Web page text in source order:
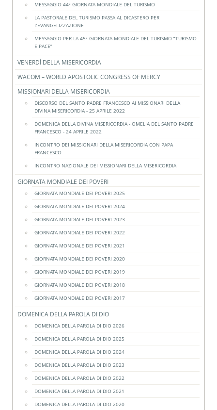
MESSAGGIO 44ª GIORNATA MONDIALE DEL TURISMO
LA PASTORALE DEL TURISMO PASSA AL DICASTERO PER
L’EVANGELIZZAZIONE
MESSAGGIO PER LA 45ª GIORNATA MONDIALE DEL TURISMO “TURISMO
E PACE”
VENERDÌ DELLA MISERICORDIA
WACOM – WORLD APOSTOLIC CONGRESS OF MERCY
MISSIONARI DELLA MISERICORDIA
DISCORSO DEL SANTO PADRE FRANCESCO AI MISSIONARI DELLA
DIVINA MISERICORDIA - 25 APRILE 2022
DOMENICA DELLA DIVINA MISERICORDIA - OMELIA DEL SANTO PADRE
FRANCESCO - 24 APRILE 2022
INCONTRO DEI MISSIONARI DELLA MISERICORDIA CON PAPA
FRANCESCO
INCONTRO NAZIONALE DEI MISSIONARI DELLA MISERICORDIA
GIORNATA MONDIALE DEI POVERI
GIORNATA MONDIALE DEI POVERI 2025
GIORNATA MONDIALE DEI POVERI 2024
GIORNATA MONDIALE DEI POVERI 2023
GIORNATA MONDIALE DEI POVERI 2022
GIORNATA MONDIALE DEI POVERI 2021
GIORNATA MONDIALE DEI POVERI 2020
GIORNATA MONDIALE DEI POVERI 2019
GIORNATA MONDIALE DEI POVERI 2018
GIORNATA MONDIALE DEI POVERI 2017
DOMENICA DELLA PAROLA DI DIO
DOMENICA DELLA PAROLA DI DIO 2026
DOMENICA DELLA PAROLA DI DIO 2025
DOMENICA DELLA PAROLA DI DIO 2024
DOMENICA DELLA PAROLA DI DIO 2023
DOMENICA DELLA PAROLA DI DIO 2022
DOMENICA DELLA PAROLA DI DIO 2021
DOMENICA DELLA PAROLA DI DIO 2020